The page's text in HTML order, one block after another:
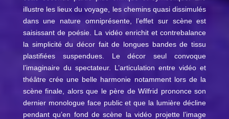
illustre les lieux du voyage, les chemins quasi dissimulés
dans une nature omniprésente, l’effet sur scène est
saisissant de poésie. La vidéo enrichit et contrebalance
la simplicité du décor fait de longues bandes de tissu
plastifiées suspendues. Le décor seul convoque
l’imaginaire du spectateur. L’articulation entre vidéo et
théâtre crée une belle harmonie notamment lors de la
scène finale, alors que le père de Wilfrid prononce son
dernier monologue face public et que la lumière décline
pendant qu’en fond de scène la vidéo projette l’image